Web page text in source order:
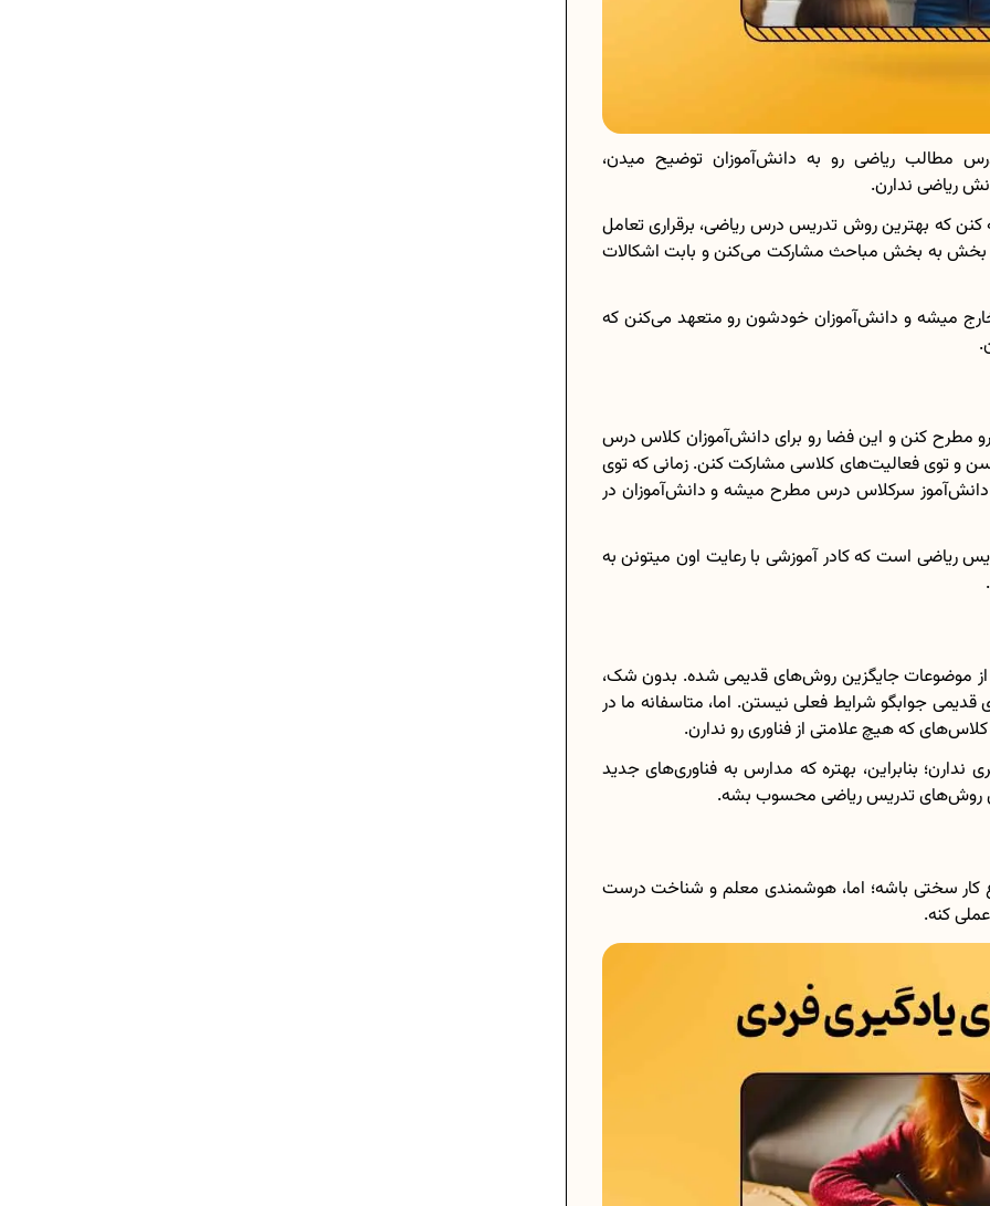
ریاضی رو به دانش‌آموزان توضیح میدن،
ریاضی ندارن.
کنن که بهترین روش تدریس درس ریاضی، برقراری تعامل
بخش به بخش مباحث مشارکت می‌کنن و بابت اشکالات
میشه و دانش‌آموزان خود‌شون رو متعهد می‌کنن که
مطرح کنن و این فضا رو برای دانش‌آموزان کلاس درس
و توی فعالیت‌های کلاسی مشارکت کنن. زمانی که توی
سرکلاس درس مطرح میشه و دانش‌آموزان در
ریاضی است که کادر آموزشی با رعایت اون میتونن به
از موضوعات جایگزین روش‌های قدیمی شده. بدون شک،
جوابگو شرایط فعلی نیستن. اما، متاسفانه ما در
که هیچ علامتی از فناوری رو ندارن.
بنابراین، بهتره که مدارس به فناوری‌های جدید
روش‌های تدریس ریاضی محسوب بشه.
کار سختی باشه؛ اما، هوشمندی معلم و شناخت درست
کنه.